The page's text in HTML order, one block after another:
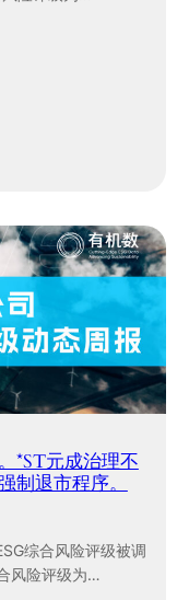
*ST元成治理不
制退市程序。
综合风险评级被调
风险评级为…